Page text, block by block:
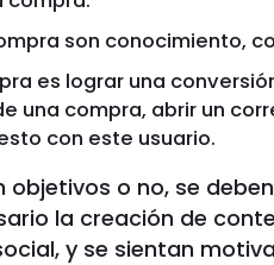
son conocimiento,
es lograr una
una compra, abrir un
con este usuario.
objetivos o no, se
la creación de
y se sientan